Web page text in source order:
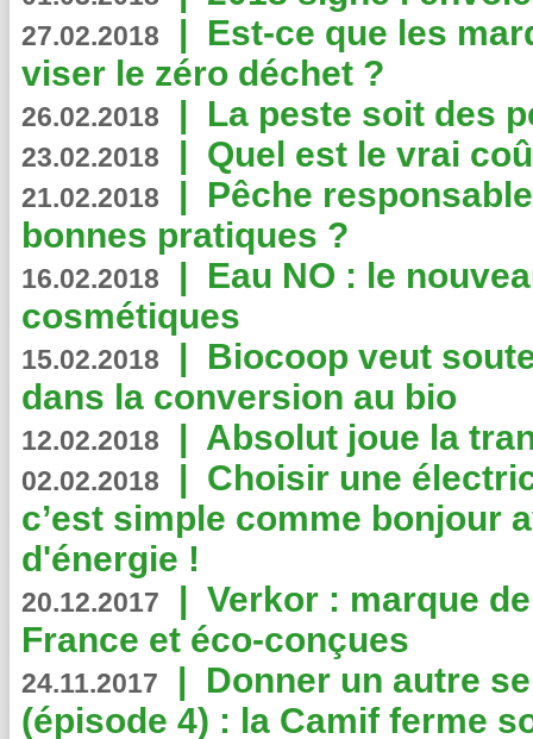
27.02.2018 | Est-ce que les
viser le zéro déchet ?
26.02.2018 | La peste soit des
23.02.2018 | Quel est le vrai
21.02.2018 | Pêche
bonnes pratiques ?
16.02.2018 | Eau NO : le
cosmétiques
15.02.2018 | Biocoop veut
dans la conversion au bio
12.02.2018 | Absolut joue la
02.02.2018 | Choisir une
c’est simple comme bonjour
d'énergie !
20.12.2017 | Verkor : marque
France et éco-conçues
24.11.2017 | Donner un autre
(épisode 4) : la Camif ferme